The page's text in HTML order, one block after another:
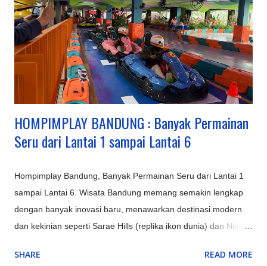
ada kebun teh, Tangkuban Parahu, Floating Market, The Great
Asia Africa, Lembang Park & Zoo, Dago Dream Park. Ciwidey
(Bandung Selatan): Terkenal dengan Kawah Putih, Ranca
Upas (rusa, camping), dan Glamping Lakeside dengan
suasana danau yang indah. Pangalengan: Untuk petualangan
seperti rafting di Sungai Palayangan dan off-road adventure
d...
HOMPIMPLAY BANDUNG : Banyak Permainan
Seru dari Lantai 1 sampai Lantai 6
Hompimplay Bandung, Banyak Permainan Seru dari Lantai 1
sampai Lantai 6. Wisata Bandung memang semakin lengkap
dengan banyak inovasi baru, menawarkan destinasi modern
dan kekinian seperti Sarae Hills (replika ikon dunia) dan Nimo
unik seperti Hutan Mycelia (dunia jamur magis) dan Bird &
SHARE READ MORE